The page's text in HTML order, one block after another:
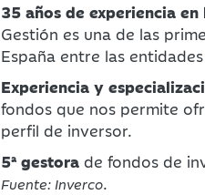
35 años de experiencia
Gestión es una de las
España entre las
Experiencia y
fondos que nos permite
perfil de inversor.
5ª gestorade fondos de
Fuente: Inverco.